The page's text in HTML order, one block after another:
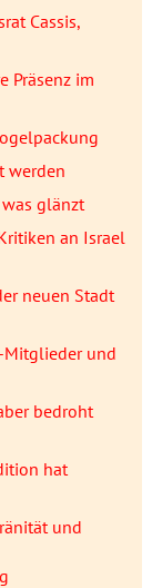
Cassis,
Präsenz im
werden
glänzt
an Israel
neuen Stadt
Mitglieder und
bedroht
hat
und